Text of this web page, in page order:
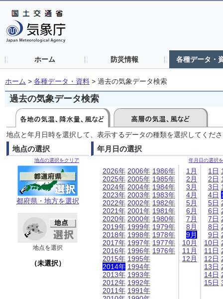
ホーム 防災情報 各種データ・
ホーム > 各種データ・資料 > 過去の気象データ検索
過去の気象データ検索
地点と年月日時を選択して、表示するデータの種類を選択してくだ
地点の選択
地点の選択をクリア
都府県・地方を選択
地点を選択
（未選択）
年月日の選択
年月日の選択
2026年
2025年
2024年
2023年
2022年
2021年
2020年
2019年
2018年
2017年
2016年
2015年
2014年
2013年
2012年
2011年
2006年
2005年
2004年
2003年
2002年
2001年
2000年
1999年
1998年
1997年
1996年
1995年
1994年
1993年
1992年
1991年
1986年
1985年
1984年
1983年
1982年
1981年
1980年
1979年
1978年
1977年
1976年
1月
2月
3月
4月
5月
6月
7月
8月
9月
10月
11月
12月
1日
2日
3日
4日
5日
6日
7日
8日
9日
10日
11日
12日
13日
14日
15日